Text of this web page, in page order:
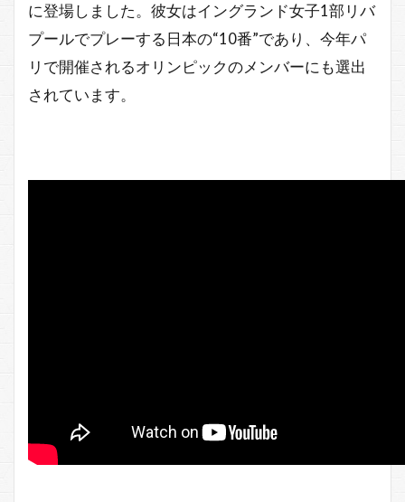
に登場しました。彼女はイングランド女子1部リバ
プールでプレーする日本の“10番”であり、今年パ
リで開催されるオリンピックのメンバーにも選出
されています。